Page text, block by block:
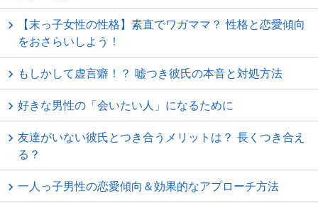
【末っ子女性の性格】素直でワガママ？ 性格と恋愛傾向
をおさらいしよう！
もしかして虚言癖！？ 嘘つき彼氏の本音と対処方法
好きな男性の「会いたい人」になるために
友達がいない彼氏とつき合うメリットは？ 長くつき合え
る？
一人っ子男性の恋愛傾向＆効果的なアプローチ方法